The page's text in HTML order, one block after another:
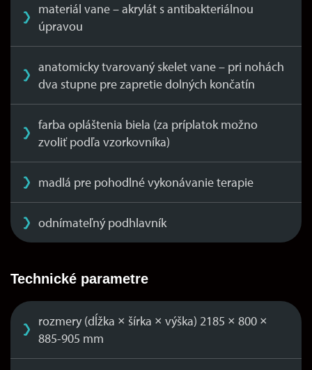
materiál vane – akrylát s antibakteriálnou
úpravou
anatomicky tvarovaný skelet vane – pri nohách
dva stupne pre zapretie dolných končatín
farba opláštenia biela (za príplatok možno
zvoliť podľa vzorkovníka)
madlá pre pohodlné vykonávanie terapie
odnímateľný podhlavník
Technické parametre
rozmery (dĺžka × šírka × výška) 2185 × 800 ×
885-905 mm